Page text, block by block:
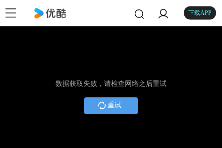
下载APP
数据获取失败，请检查网络之后重试
重试